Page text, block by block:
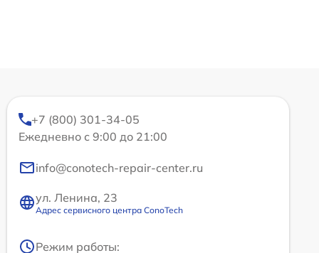
+7 (800) 301-34-05
Ежедневно с 9:00 до 21:00
info@conotech-repair-center.ru
ул. Ленина, 23
Адрес сервисного центра ConoTech
Режим работы: